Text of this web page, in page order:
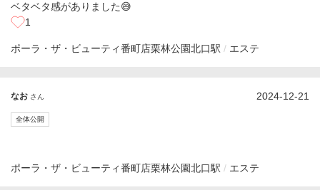
ベタベタ感がありました😅
1
ポーラ・ザ・ビューティ番町店栗林公園北口駅 エステ
なお さん 2024-12-21
全体公開
ポーラ・ザ・ビューティ番町店栗林公園北口駅 エステ